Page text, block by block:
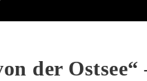
der Ostsee“